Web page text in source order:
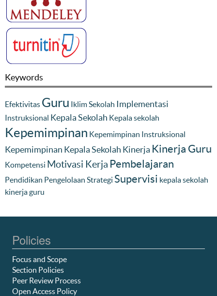
Keywords
Efektivitas Guru Iklim Sekolah Implementasi
Instruksional Kepala Sekolah Kepala sekolah
Kepemimpinan Kepemimpinan Instruksional
Kepemimpinan Kepala Sekolah Kinerja Kinerja Guru
Kompetensi Motivasi Kerja Pembelajaran
Pendidikan Pengelolaan Strategi Supervisi kepala sekolah
kinerja guru
Policies
Focus and Scope
Section Policies
Peer Review Process
Open Access Policy